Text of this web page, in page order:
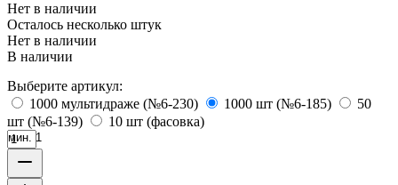
Нет в наличии
Осталось несколько штук
Нет в наличии
В наличии
Выберите артикул:
1000 мультидраже (№6-230)
1000 шт (№6-185)
50
шт (№6-139)
10 шт (фасовка)
мин. 1